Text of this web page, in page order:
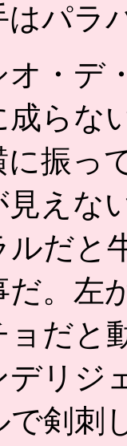
パラ
・デ
成らな
に振っ
見えな
ルだと
だ。左
ョだと
デリジ
で剣刺